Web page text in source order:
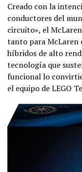
Creado con la
conductores del
circuito», el
tanto para McLaren
híbridos de alto
tecnología que
funcional lo
el equipo de LEGO